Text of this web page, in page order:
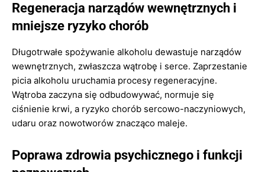
Regeneracja narządów wewnętrznych i
mniejsze ryzyko chorób
Długotrwałe spożywanie alkoholu dewastuje narządów
wewnętrznych, zwłaszcza wątrobę i serce. Zaprzestanie
picia alkoholu uruchamia procesy regeneracyjne.
Wątroba zaczyna się odbudowywać, normuje się
ciśnienie krwi, a ryzyko chorób sercowo-naczyniowych,
udaru oraz nowotworów znacząco maleje.
Poprawa zdrowia psychicznego i funkcji